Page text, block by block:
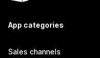
App categories
Sales channels